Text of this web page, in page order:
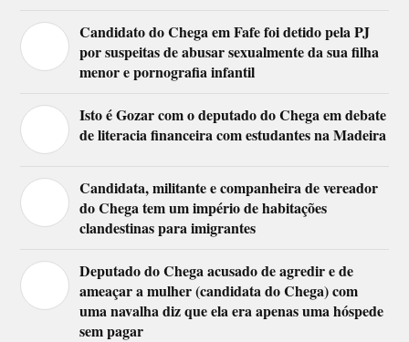
Candidato do Chega em Fafe foi detido pela PJ
por suspeitas de abusar sexualmente da sua filha
menor e pornografia infantil
Isto é Gozar com o deputado do Chega em debate
de literacia financeira com estudantes na Madeira
Candidata, militante e companheira de vereador
do Chega tem um império de habitações
clandestinas para imigrantes
Deputado do Chega acusado de agredir e de
ameaçar a mulher (candidata do Chega) com
uma navalha diz que ela era apenas uma hóspede
sem pagar